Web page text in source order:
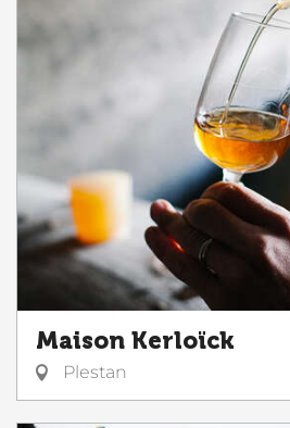
Maison Kerloïck
Plestan